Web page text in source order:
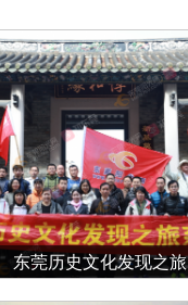
东莞历史文化发现之旅